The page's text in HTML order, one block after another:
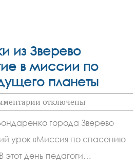
из Зверево
в миссии по
планеты
к
записи
Четвероклашки
из
Зверево
приняли
участие
в
отключены
города Зверево
урок «Миссия по спасению
этот день педагоги…